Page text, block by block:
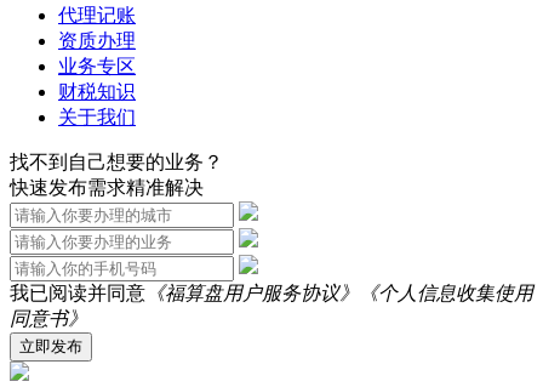
代理记账
资质办理
业务专区
财税知识
关于我们
找不到自己想要的业务？
快速发布需求精准解决
我已阅读并同意 《福算盘用户服务协议》
《个人信息收集使用
同意书》